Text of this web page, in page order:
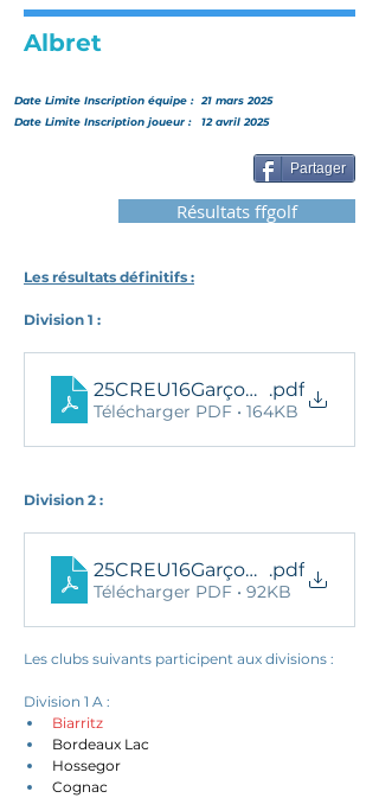
Albret
Date Limite Inscription équipe : 21 mars 2025
Date Limite Inscription joueur :
12 avril 2025
Partager
Résultats ffgolf
Les résultats définitifs :
Division 1 :
25CREU16GarçonsD1-Resdef
.pdf
Télécharger PDF • 164KB
Division 2 :
25CREU16GarçonsD2-Resdef
.pdf
Télécharger PDF • 92KB
Les clubs suivants participent aux divisions :
Division 1 A :
Biarritz
Bordeaux Lac
Hossegor
Cognac